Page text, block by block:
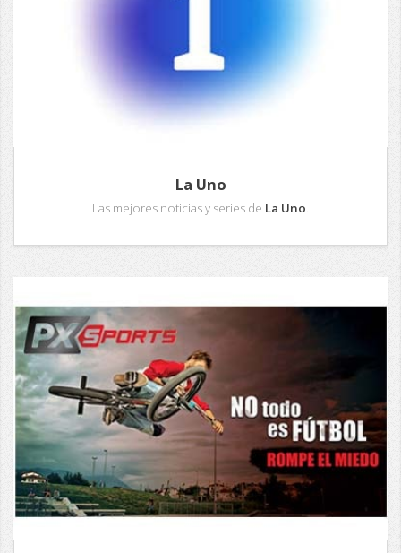
La Uno
Las mejores noticias y series de La Uno.